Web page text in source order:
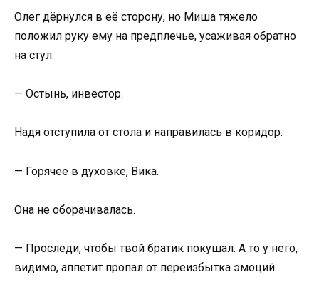
Олег дёрнулся в её сторону, но Миша тяжело
положил руку ему на предплечье, усаживая обратно
на стул.
— Остынь, инвестор.
Надя отступила от стола и направилась в коридор.
— Горячее в духовке, Вика.
Она не оборачивалась.
— Проследи, чтобы твой братик покушал. А то у него,
видимо, аппетит пропал от переизбытка эмоций.